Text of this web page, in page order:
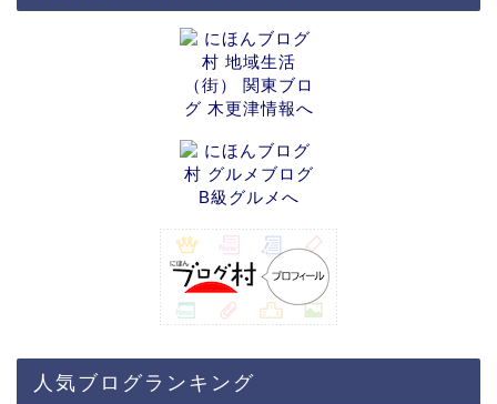
人気ブログランキング